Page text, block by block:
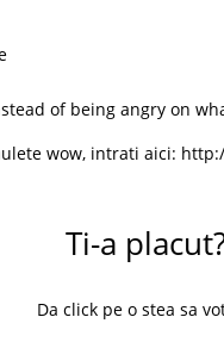
of being angry on
wow, intrati aici:
Ti-a
Da click pe o stea sa